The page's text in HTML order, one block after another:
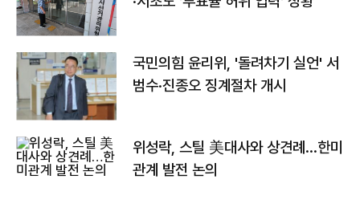
국민의힘 윤리위, '돌려차기 실언' 서
범수·진종오 징계절차 개시
위성락, 스틸 美대사와 상견례…한미
관계 발전 논의